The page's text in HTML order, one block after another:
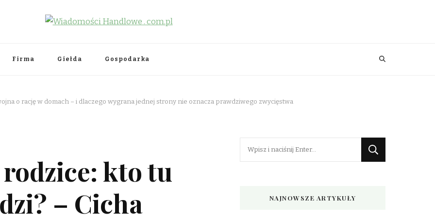
Firma Giełda Gospodarka
o rację w domach – i dlaczego wygrana jednej strony nie oznacza prawdziwego zwycięstwa
kto tu
– Cicha
NAJNOWSZE ARTYKUŁY